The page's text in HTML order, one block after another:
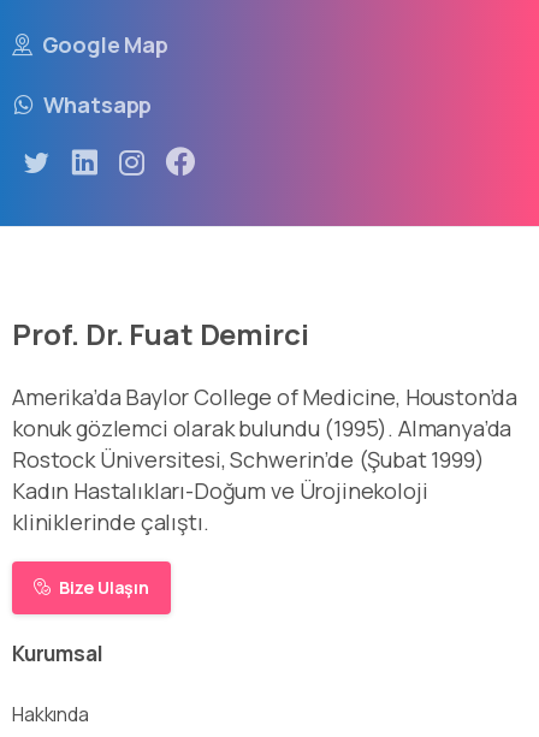
Google Map
Whatsapp
Prof. Dr. Fuat Demirci
Amerika’da Baylor College of Medicine, Houston’da
konuk gözlemci olarak bulundu (1995). Almanya’da
Rostock Üniversitesi, Schwerin’de (Şubat 1999)
Kadın Hastalıkları-Doğum ve Ürojinekoloji
kliniklerinde çalıştı.
Bize Ulaşın
Kurumsal
Hakkında